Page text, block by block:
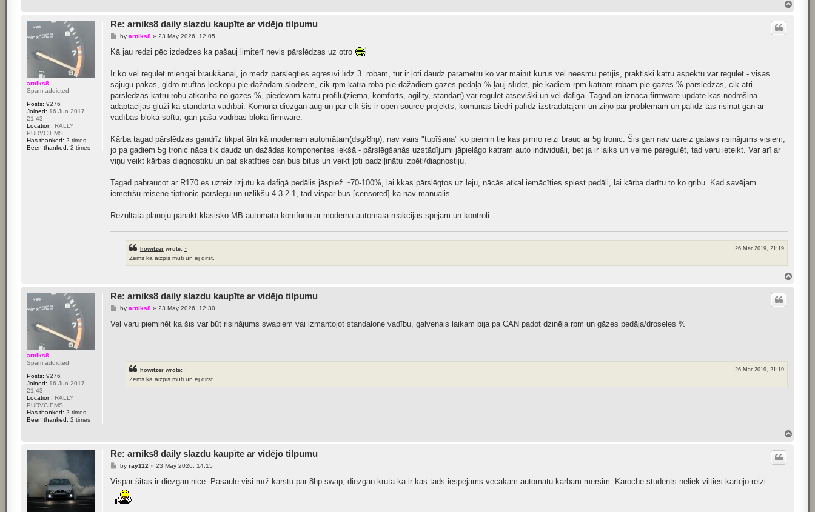
arniks8
Spam addicted
Posts: 9276
Joined: 16 Jun 2017,
21:43
Location: RALLY
PURVCIEMS
Has thanked: 2 times
Been thanked: 2 times
Re: arniks8 daily slazdu kaupīte ar vidējo tilpumu
P
s
by arniks8» 23 May 2026, 12:05
Kā jau redzi pēc izdedzes ka pašauj limiterī nevis pārslēdzas uz otro
Ir ko vel regulēt mierīgai braukšanai, jo mēdz pārslēgties agresīvi līdz 3. robam, tur ir ļoti daudz parametru ko var mainīt kurus vel neesmu pētījis, praktiski katru aspektu var regulēt - visas
sajūgu pakas, gidro muftas lockopu pie dažādām slodzēm, cik rpm katrā robā pie dažādiem gāzes pedāļa % ļauj slīdēt, pie kādiem rpm katram robam pie gāzes % pārslēdzas, cik ātri
pārslēdzas katru robu atkarībā no gāzes %, piedevām katru profilu(ziema, komforts, agility, standart) var regulēt atseviški un vel dafigā. Tagad arī iznāca firmware update kas nodrošina
adaptācijas gluži kā standarta vadībai. Komūna diezgan aug un par cik šis ir open source projekts, komūnas biedri palīdz izstrādātājam un ziņo par problēmām un palīdz tas risināt gan ar
vadības bloka softu, gan paša vadības bloka firmware.
Kārba tagad pārslēdzas gandrīz tikpat ātri kā modernam automātam(dsg/8hp), nav vairs "tupīšana" ko piemin tie kas pirmo reizi brauc ar 5g tronic. Šis gan nav uzreiz gatavs risinājums visiem,
jo pa gadiem 5g tronic nāca tik daudz un dažādas komponentes iekšā - pārslēgšanās uzstādījumi jāpielāgo katram auto individuāli, bet ja ir laiks un velme paregulēt, tad varu ieteikt. Var arī ar
viņu veikt kārbas diagnostiku un pat skatīties can bus bitus un veikt ļoti padziļinātu izpēti/diagnostiju.
Tagad pabraucot ar R170 es uzreiz izjutu ka dafigā pedālis jāspiež ~70-100%, lai kkas pārslēgtos uz leju, nācās atkal iemācīties spiest pedāli, lai kārba darītu to ko gribu. Kad savējam
iemetīšu misenē tiptronic pārslēgu un uzlikšu 4-3-2-1, tad vispār būs [censored] ka nav manuālis.
Rezultātā plānoju panākt klasisko MB automāta komfortu ar moderna automāta reakcijas spējām un kontroli.
howitzerwrote: ↑
26 Mar 2019, 21:19
Zems kā aizpis muti un ej dirst.
arniks8
Spam addicted
Posts: 9276
Joined: 16 Jun 2017,
21:43
Location: RALLY
PURVCIEMS
Has thanked: 2 times
Been thanked: 2 times
Re: arniks8 daily slazdu kaupīte ar vidējo tilpumu
P
s
by arniks8» 23 May 2026, 12:30
Vel varu pieminēt ka šis var būt risinājums swapiem vai izmantojot standalone vadību, galvenais laikam bija pa CAN padot dzinēja rpm un gāzes pedāļa/droseles %
howitzerwrote: ↑
26 Mar 2019, 21:19
Zems kā aizpis muti un ej dirst.
Re: arniks8 daily slazdu kaupīte ar vidējo tilpumu
P
s
by ray112 » 23 May 2026, 14:15
Vispār šitas ir diezgan nice. Pasaulē visi mīž karstu par 8hp swap, diezgan kruta ka ir kas tāds iespējams vecākām automātu kārbām mersim. Karoche students neliek vilties kārtējo reizi.